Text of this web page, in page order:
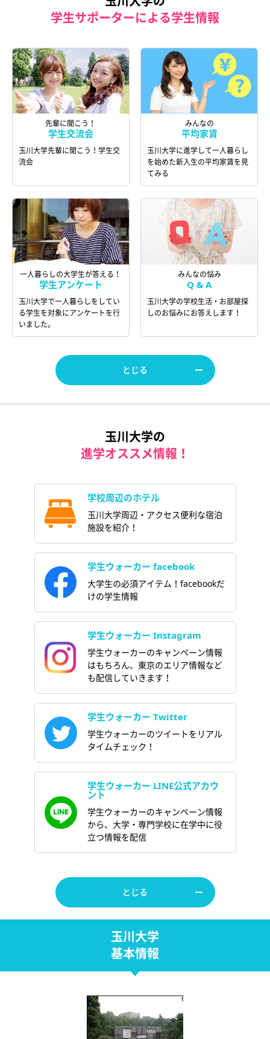
学生サポーターによる学生情報
先輩に聞こう！
学生交流会
玉川大学先輩に聞こう！学生交
流会
みんなの
平均家賃
玉川大学に進学して一人暮らし
を始めた新入生の平均家賃を見
てみる
一人暮らしの大学生が答える！
学生アンケート
玉川大学で一人暮らしをしてい
る学生を対象にアンケートを行
いました。
みんなの悩み
Q & A
玉川大学の学校生活・お部屋探
しのお悩みにお答えします！
とじる
玉川大学の
進学オススメ情報！
学校周辺のホテル
玉川大学周辺・アクセス便利な宿泊
施設を紹介！
学生ウォーカー facebook
大学生の必須アイテム！facebookだ
けの学生情報
学生ウォーカー Instagram
学生ウォーカーのキャンペーン情報
はもちろん、東京のエリア情報など
も配信していきます！
学生ウォーカー Twitter
学生ウォーカーのツイートをリアル
タイムチェック！
学生ウォーカー LINE公式アカウ
ント
学生ウォーカーのキャンペーン情報
から、大学・専門学校に在学中に役
立つ情報を配信
とじる
玉川大学
基本情報